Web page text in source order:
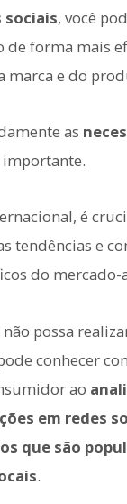
sociais, você
forma mais
marca e do
as
é
tendências e
do mercado-
possa
conhecer
ao
em redes
que são
.